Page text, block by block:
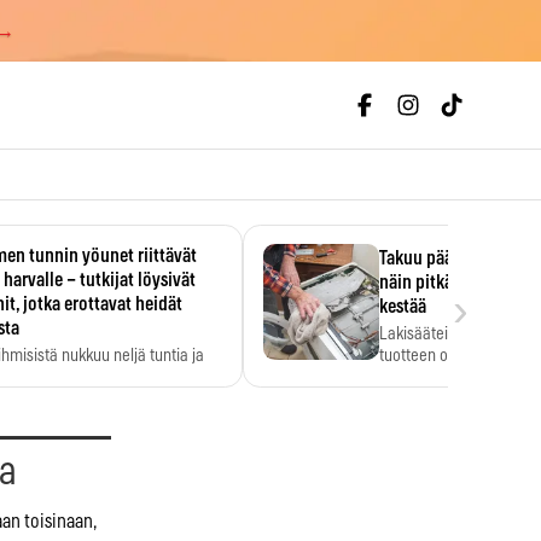
tunnin yöunet riittävät
harvalle – tutkijat löysivät
jotka erottavat heidät
nukkuu neljä tuntia ja
Takuu päättyi,
näin pitkään
kestää
Lakisääteinen
tuotteen oletetun
›
toisinaan,